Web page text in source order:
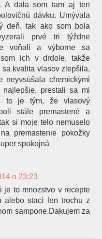
A dala som tam aj ten
dávku. Umývala
deň, tak ako som bola
prvé tri týždne
voňali a výborne sa
ich v drdole, takže
kvalita vlasov zlepšila,
neyvsúšala chemickými
prestali sa mi
to je tým, že vlasový
stále premastené a
si moje telo nemuselo
premastenie pokožky
spokojná
o 23:23
je to mnozstvo v recepte
alebo staci len trochu z
sampone.Dakujem za